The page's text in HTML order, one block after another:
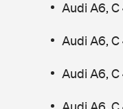
Audi A6, C
Audi A6, C
Audi A6, C